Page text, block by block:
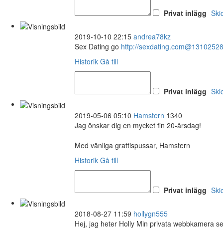
Privat inlägg
2019-10-10 22:15 andrea78kz
Sex Dating go http://
Historik Gå till
Privat inlägg
2019-05-06 05:10 Hamstern 1340
Jag önskar dig en mycket fin 20-årsdag!
Med vänliga grattispussar, Hamstern
Historik Gå till
Privat inlägg
2018-08-27 11:59 hollygn555
Hej, jag heter Holly Min privata webbkamera